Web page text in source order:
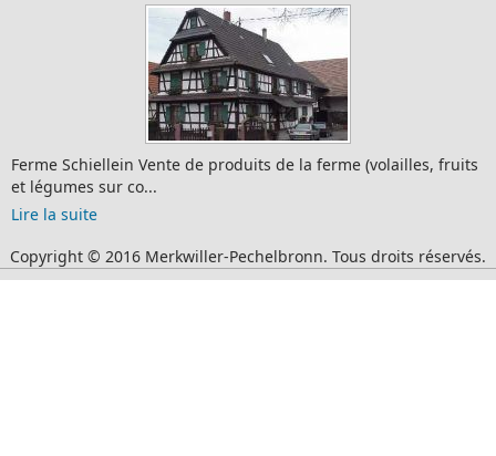
Ferme Schiellein Vente de produits de la ferme (volailles, fruits
et légumes sur co...
Lire la suite
Copyright © 2016 Merkwiller-Pechelbronn. Tous droits réservés.